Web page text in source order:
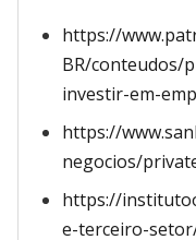
https://
BR/conteudos/
investir-em-
https://
negocios/
https://
e-terceiro-